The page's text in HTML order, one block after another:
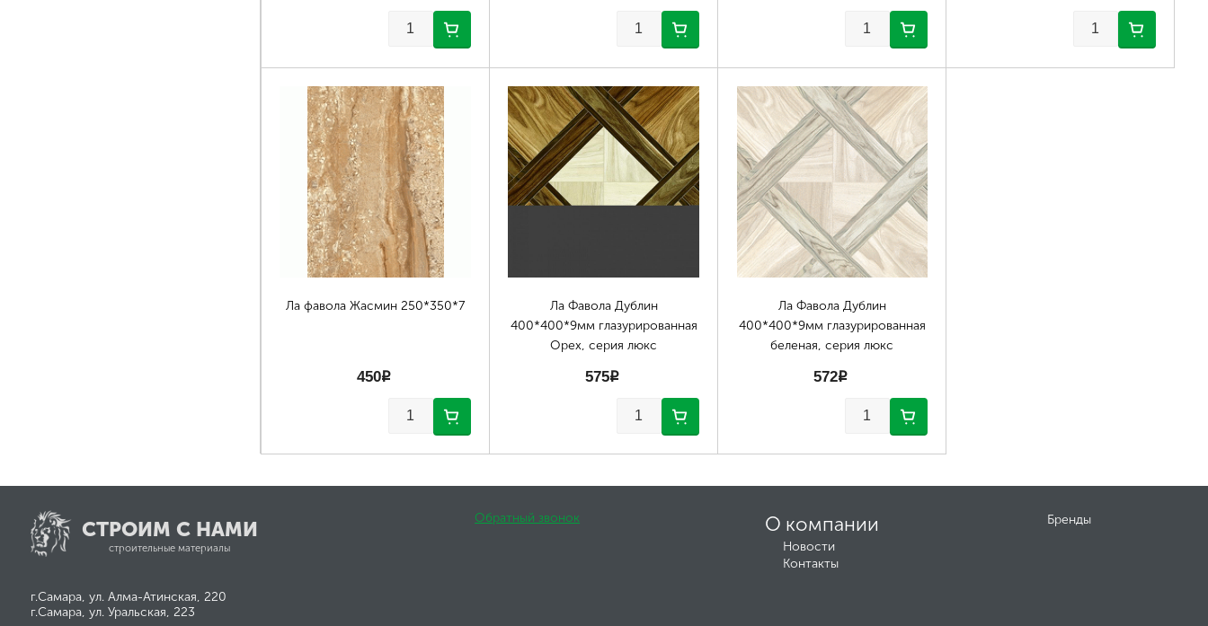
Ла фавола Жасмин 250*350*7
450p
Ла Фавола Дублин
400*400*9мм глазурированная
Орех, серия люкс
575p
Ла Фавола Дублин
400*400*9мм глазурированная
беленая, серия люкс
572p
СТРОИМ С НАМИ
строительные материалы
г.Самара, ул. Алма-Атинская, 220
г.Самара, ул. Уральская, 223
Обратный звонок О компании
Новости
Контакты
Бренды